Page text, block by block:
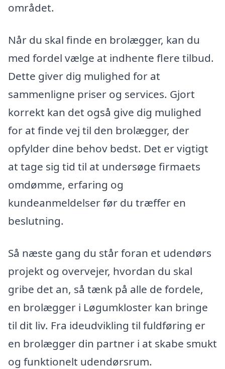
området.
Når du skal finde en brolægger, kan du
med fordel vælge at indhente flere tilbud.
Dette giver dig mulighed for at
sammenligne priser og services. Gjort
korrekt kan det også give dig mulighed
for at finde vej til den brolægger, der
opfylder dine behov bedst. Det er vigtigt
at tage sig tid til at undersøge firmaets
omdømme, erfaring og
kundeanmeldelser før du træffer en
beslutning.
Så næste gang du står foran et udendørs
projekt og overvejer, hvordan du skal
gribe det an, så tænk på alle de fordele,
en brolægger i Løgumkloster kan bringe
til dit liv. Fra ideudvikling til fuldføring er
en brolægger din partner i at skabe smukt
og funktionelt udendørsrum.